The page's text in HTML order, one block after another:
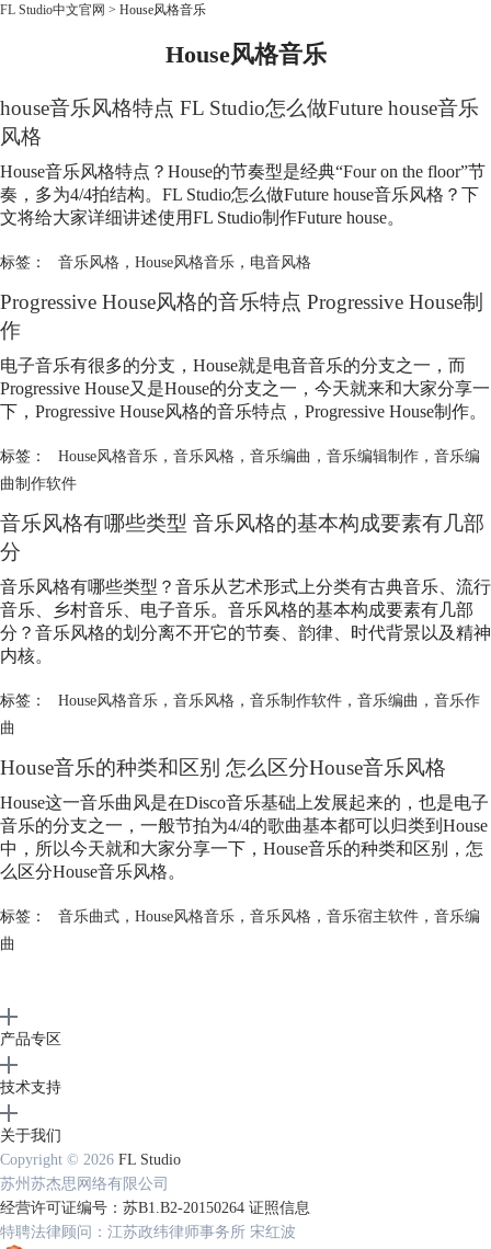
FL Studio中文官网 > House风格音乐
House风格音乐
house音乐风格特点 FL Studio怎么做Future house音乐
风格
House音乐风格特点？House的节奏型是经典“Four on the floor”节
奏，多为4/4拍结构。FL Studio怎么做Future house音乐风格？下
文将给大家详细讲述使用FL Studio制作Future house。
标签： 音乐风格， House风格音乐， 电音风格
Progressive House风格的音乐特点 Progressive House制
作
电子音乐有很多的分支，House就是电音音乐的分支之一，而
Progressive House又是House的分支之一，今天就来和大家分享一
下，Progressive House风格的音乐特点，Progressive House制作。
标签： House风格音乐， 音乐风格， 音乐编曲 ， 音乐编辑制作， 音乐编
曲制作软件
音乐风格有哪些类型 音乐风格的基本构成要素有几部
分
音乐风格有哪些类型？音乐从艺术形式上分类有古典音乐、流行
音乐、乡村音乐、电子音乐。音乐风格的基本构成要素有几部
分？音乐风格的划分离不开它的节奏、韵律、时代背景以及精神
内核。
标签： House风格音乐， 音乐风格， 音乐制作软件， 音乐编曲 ， 音乐作
曲
House音乐的种类和区别 怎么区分House音乐风格
House这一音乐曲风是在Disco音乐基础上发展起来的，也是电子
音乐的分支之一，一般节拍为4/4的歌曲基本都可以归类到House
中，所以今天就和大家分享一下，House音乐的种类和区别，怎
么区分House音乐风格。
标签： 音乐曲式， House风格音乐， 音乐风格， 音乐宿主软件， 音乐编
曲
产品专区
技术支持
关于我们
Copyright © 2026 FL Studio
苏州苏杰思网络有限公司
经营许可证编号：苏B1.B2-20150264 证照信息
特聘法律顾问：江苏政纬律师事务所 宋红波